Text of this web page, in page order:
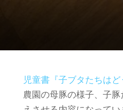
児童書『子ブタたちはど
農園の母豚の様子、子